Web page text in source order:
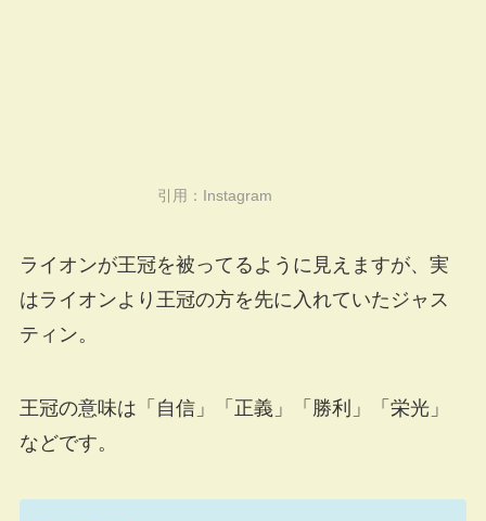
引用： Instagram
ライオンが王冠を被ってるように見えますが、実
はライオンより王冠の方を先に入れていたジャス
ティン。
王冠の意味は「自信」「正義」「勝利」「栄光」
などです。